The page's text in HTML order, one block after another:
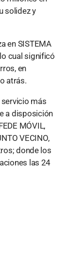
solidez y
en SISTEMA
cual significó
en
atrás.
más
a disposición
MÓVIL,
VECINO,
donde los
las 24